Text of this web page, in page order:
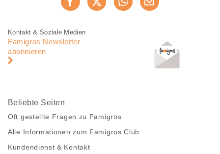
Jetzt weiterempfehlen
Fusszeile
Fusszeile
Navigation
Kontakt & Soziale Medien
Famigros Newsletter
abonnieren
Beliebte Seiten
Oft gestellte Fragen zu Famigros
Alle Informationen zum Famigros Club
Kundendienst & Kontakt